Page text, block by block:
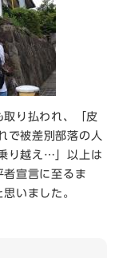
り払われ、「皮
で被差別部落の人
り越え…」以上は
宣言に至るま
いました。